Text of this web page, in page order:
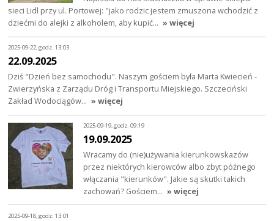
sieci Lidl przy ul. Portowej: "jako rodzic jestem zmuszona wchodzić z
dziećmi do alejki z alkoholem, aby kupić… » więcej
2025-09-22, godz. 13:03
22.09.2025
Dziś "Dzień bez samochodu". Naszym gościem była Marta Kwiecień -
Zwierzyńska z Zarządu Dróg i Transportu Miejskiego. Szczeciński
Zakład Wodociągów… » więcej
2025-09-19, godz. 09:19
19.09.2025
Wracamy do (nie)używania kierunkowskazów
przez niektórych kierowców albo zbyt późnego
włączania "kierunków". Jakie są skutki takich
zachowań? Gościem… » więcej
2025-09-18, godz. 13:01